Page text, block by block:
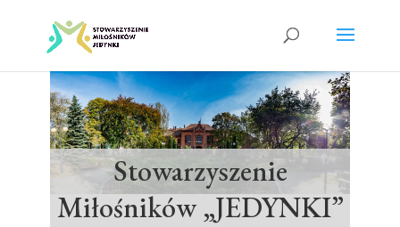
Stowarzyszenie
Miłośników „JEDYNKI”